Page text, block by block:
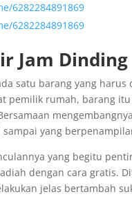
6282284891869
6282284891869
Jam Dinding
satu barang yang
pemilik rumah, barang
yang
yang begitu
dengan cara gratis.
jelas bertambah